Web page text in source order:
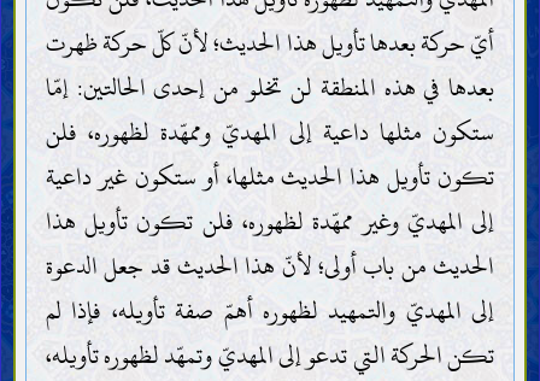
أيّ حركة بعدها تأويل هذا الحديث؛ لأنّ كلّ حركة ظهرت
بعدها في هذه المنطقة لن تخلو من إحدى الحالتين: إمّا
ستكون مثلها داعية إلى المهديّ وممهّدة لظهوره، فلن
تكون تأويل هذا الحديث مثلها، أو ستكون غير داعية
إلى المهديّ وغير ممهّدة لظهوره، فلن تكون تأويل هذا
الحديث من باب أولى؛ لأنّ هذا الحديث قد جعل الدعوة
إلى المهديّ والتمهيد لظهوره أهمّ صفة تأويله، فإذا لم
تكن الحركة التي تدعو إلى المهديّ وتمهّد لظهوره تأويله،